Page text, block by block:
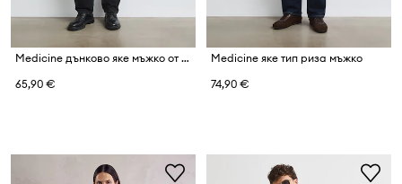
Medicine дънково яке мъжко от памук
65,90 €
Medicine яке тип риза мъжко
74,90 €